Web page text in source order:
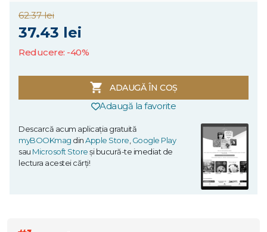
62.37 lei
37.43 lei
Reducere: -40%
ADAUGĂ ÎN COȘ
Adaugă la favorite
Descarcă acum aplicația gratuită
myBOOKmag dinApple Store,Google Play
sau Microsoft Storeși bucură-te imediat de
lectura acestei cărți!